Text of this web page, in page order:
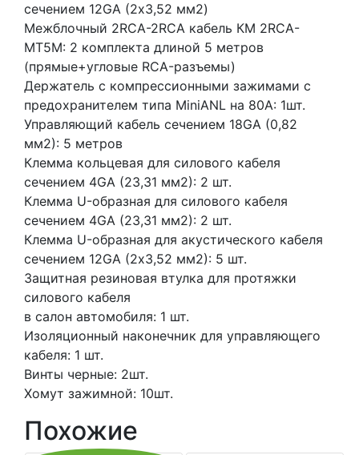
сечением 12GA (2х3,52 мм2)
Межблочный 2RCA-2RCA кабель КМ 2RCA-
МТ5М: 2 комплекта длиной 5 метров
(прямые+угловые RCA-разъемы)
Держатель с компрессионными зажимами с
предохранителем типа MiniANL на 80А: 1шт.
Управляющий кабель сечением 18GA (0,82
мм2): 5 метров
Клемма кольцевая для силового кабеля
сечением 4GA (23,31 мм2): 2 шт.
Клемма U-образная для силового кабеля
сечением 4GA (23,31 мм2): 2 шт.
Клемма U-образная для акустического кабеля
сечением 12GA (2х3,52 мм2): 5 шт.
Защитная резиновая втулка для протяжки
силового кабеля
в салон автомобиля: 1 шт.
Изоляционный наконечник для управляющего
кабеля: 1 шт.
Винты черные: 2шт.
Хомут зажимной: 10шт.
Похожие